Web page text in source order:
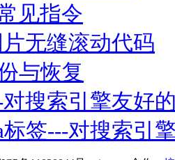
见指令
无缝滚动代码
与恢复
搜索引擎友好
签---对搜索引